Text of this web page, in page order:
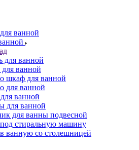
ванной
для ванной
ванной
шкаф для ванной
для ванной
ванной
для ванной
для ванны подвесной
стиральную машину
ванную со столешницей